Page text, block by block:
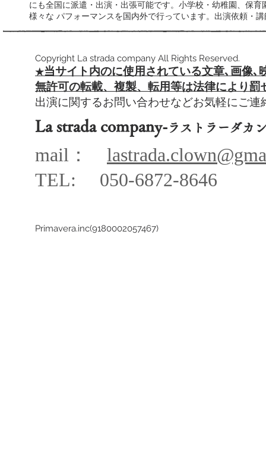
にも全国に派遣・出演・出張可能です。小学校・幼稚園、保
様々な パフォーマンスを国内外で行っています。出演依頼・
Copyright La strada company All Rights Reserved.
​★当サイト内のに使用されている文章､ 画像､
無許可の転載、複製、転用等は法律により罰
出演に関するお問い合わせなどお気軽にご
La strada company-ラストラーダ
mail：
TEL: 050-6872-8646
Primavera.inc(9180002057467)